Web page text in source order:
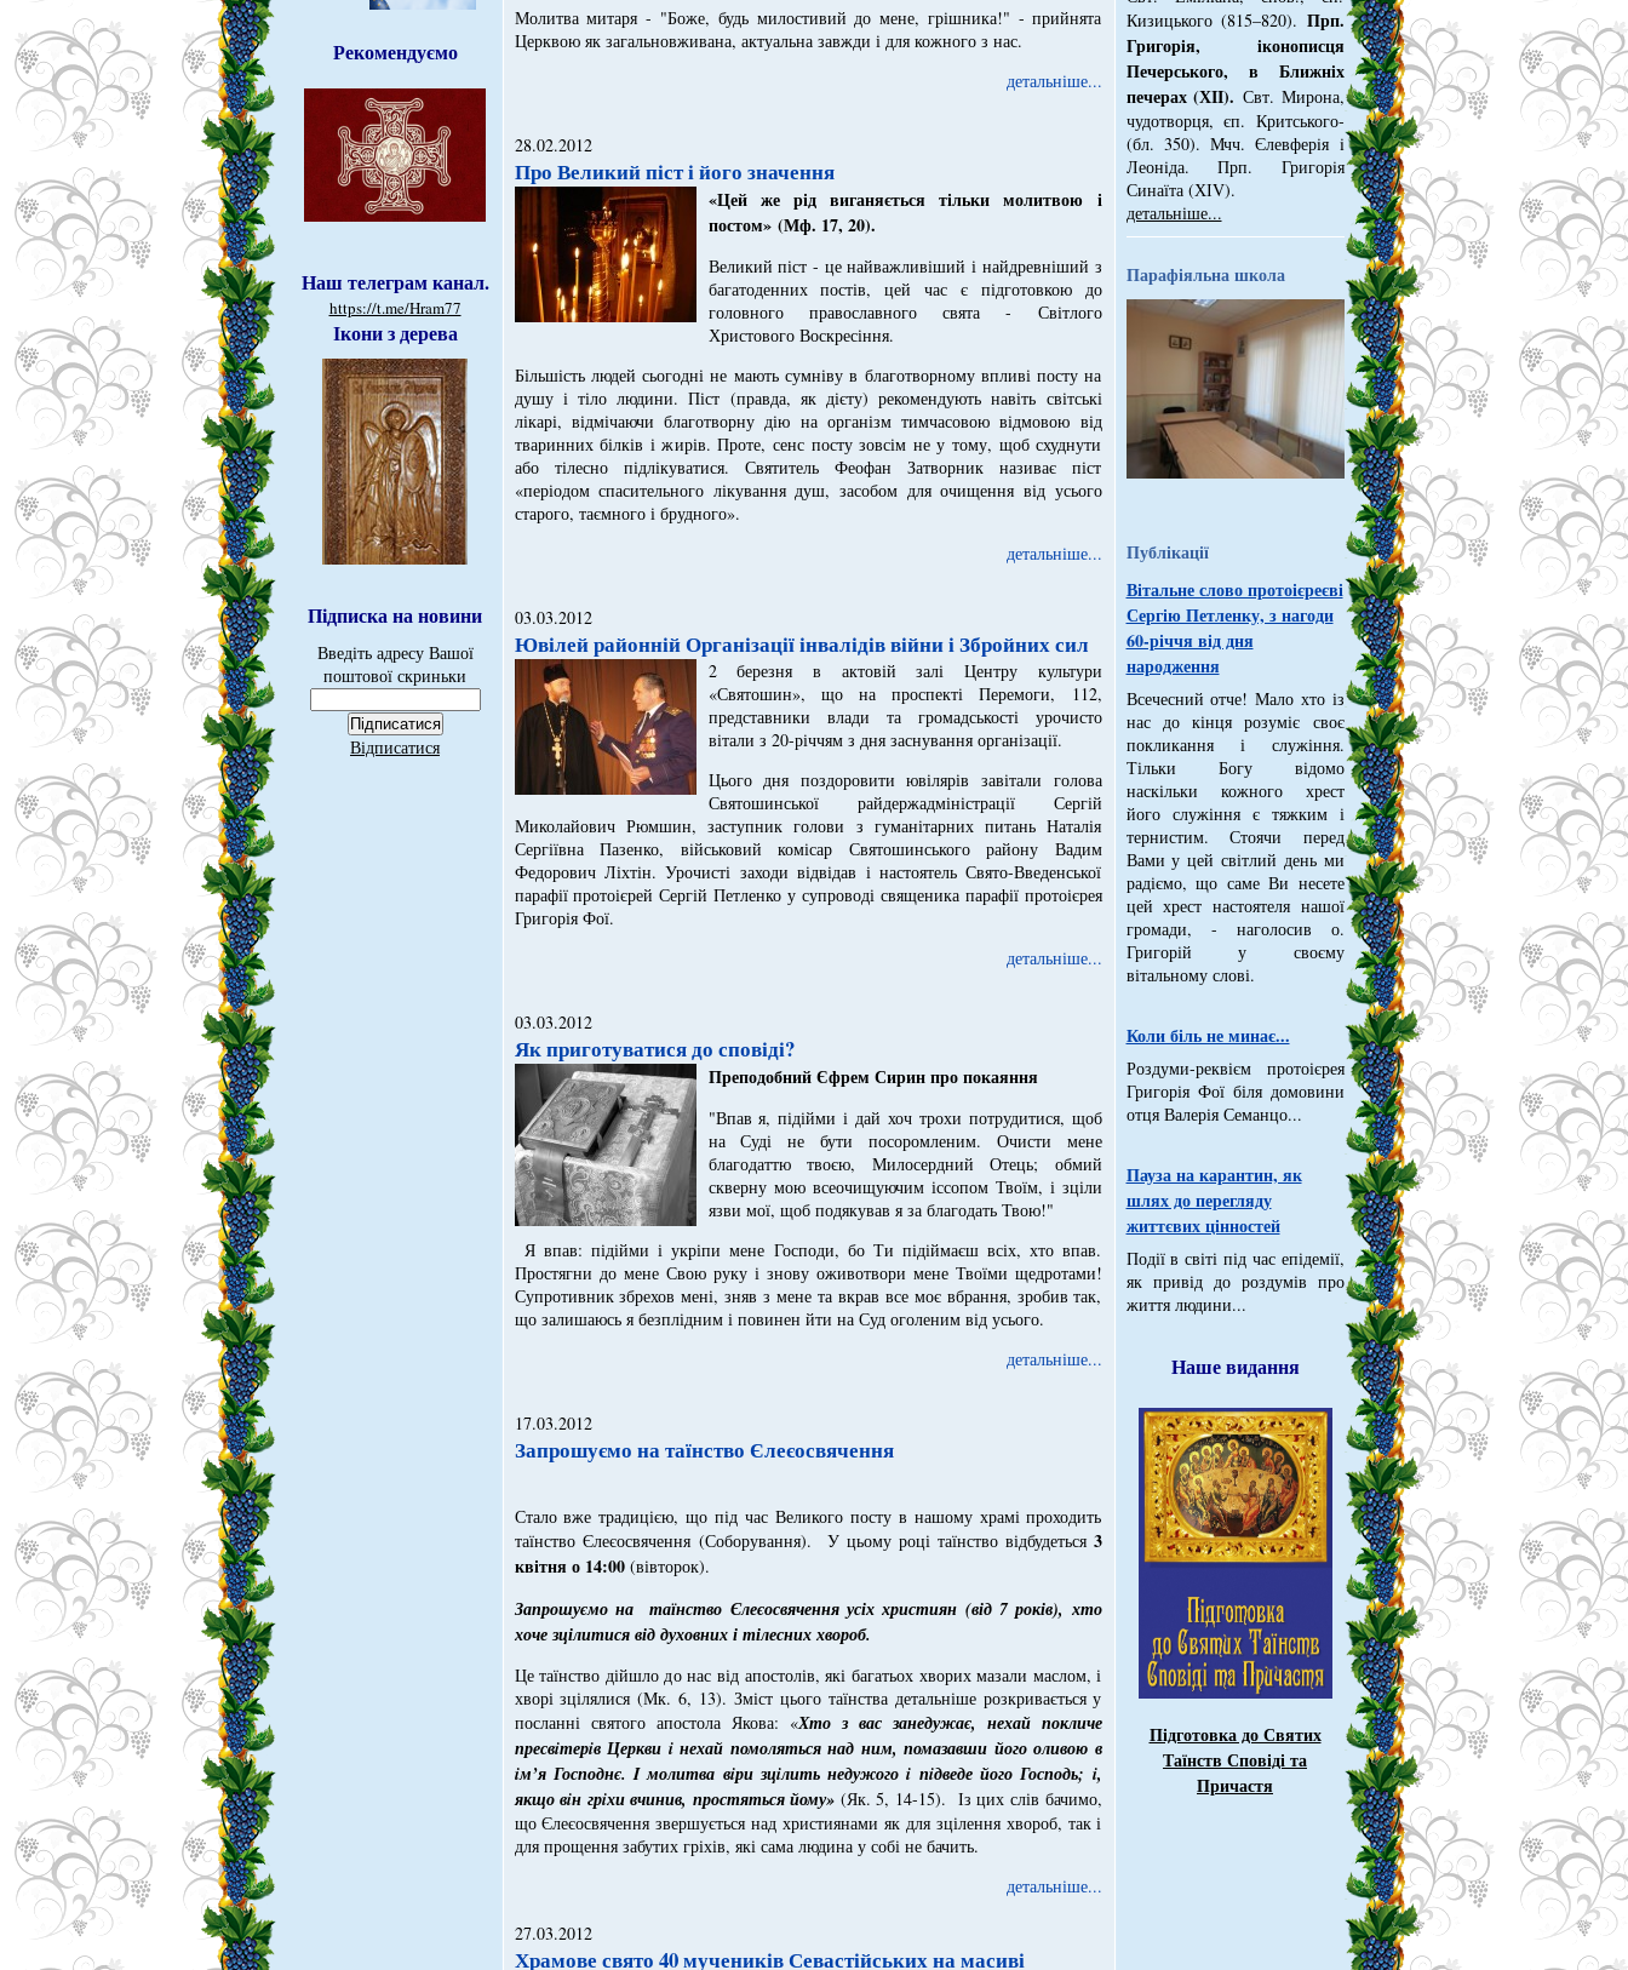
Рекомендуємо
Наш телеграм канал.
https://t.me/Hram77
Ікони з дерева
Підписка на новини
Введіть адресу Вашої
поштової скриньки
Відписатися
Молитва митаря - "Боже, будь милостивий до мене, грішника!" - прийнята
Церквою як загальновживана, актуальна завжди і для кожного з нас.
детальніше...
28.02.2012
Про Великий піст і його значення
«Цей же рідвиганяється тільки молитвою і
постом» (Мф. 17, 20).
Великий піст - це найважливіший і найдревніший з
багатоденних постів, цей час є підготовкою до
головного православного свята - Світлого
Христового Воскресіння.
Більшість людей сьогодні не мають сумніву в благотворному впливі посту на
душу і тіло людини. Піст (правда, як дієту) рекомендують навіть світські
лікарі, відмічаючи благотворну дію на організм тимчасовою відмовою від
тваринних білків і жирів. Проте, сенс посту зовсім не у тому, щоб схуднути
або тілесно підлікуватися. Святитель Феофан Затворник називає піст
«періодом спасительного лікування душ, засобом для очищення від усього
старого, таємного і брудного».
детальніше...
03.03.2012
Ювілей районній Організації інвалідів війни і Збройних сил
2 березня в актовій залі Центру культури
«Святошин», що на проспекті Перемоги, 112,
представники влади та громадськості урочисто
вітали з 20-річчям з дня заснування організації.
Цього дня поздоровити ювілярів завітали голова
Святошинської райдержадміністрації Сергій
Миколайович Рюмшин, заступник голови з гуманітарних питань Наталія
Сергіївна Пазенко, військовий комісар Святошинського району Вадим
Федорович Ліхтін. Урочисті заходи відвідав і настоятель Свято-Введенської
парафії протоієрей Сергій Петленко у супроводі священика парафії протоієрея
Григорія Фої.
детальніше...
03.03.2012
Як приготуватися до сповіді?
Преподобний Єфрем Сирин про покаяння
"Впав я, підійми і дай хоч трохи потрудитися, щоб
на Суді не бути посоромленим. Очисти мене
благодаттю твоєю, Милосердний Отець; обмий
скверну мою всеочищуючим іссопом Твоїм, і зціли
язви мої, щоб подякував я за благодать Твою!"
Я впав: підійми і укріпи мене Господи, бо Ти підіймаєш всіх, хто впав.
Простягни до мене Свою руку і знову оживотвори мене Твоїми щедротами!
Супротивник збрехов мені, зняв з мене та вкрав все моє вбрання, зробив так,
що залишаюсь я безплідним і повинен йти на Суд оголеним від усього.
детальніше...
17.03.2012
Запрошуємо на таїнство Єлеєосвячення
Стало вже традицією, що під час Великого посту в нашому храмі проходить
таїнство Єлеєосвячення (Соборування). У цьому році таїнство відбудеться 3
квітня о 14:00(вівторок).
Запрошуємо на таїнство Єлеєосвяченняусіх християн (від 7 років), хто
хоче зцілитися від духовних і тілесних хвороб.
Це таїнство дійшло до нас від апостолів, які багатьох хворих мазали маслом, і
хворі зцілялися (Мк. 6, 13). Зміст цього таїнства детальніше розкривається у
посланні святого апостола Якова: «Хто з вас занедужає, нехай покличе
пресвiтерiв Церкви iнехай помоляться над ним, помазавши його оливою в
iм’я Господнє.Iмолитва вiри зцiлить недужогоi пiдведе його Господь; i,
якщо вiн грiхи вчинив, простяться йому» (Як. 5, 14-15). Із цих слів бачимо,
що Єлеєосвячення звершується над християнами як для зцілення хвороб, так і
для прощення забутих гріхів, які сама людина у собі не бачить.
детальніше...
27.03.2012
Храмове свято 40 мучеників Севастійських на масиві
Кизицького (815–820). Прп.
Григорiя, iконописця
Печер­ського, в Ближнiх
печерах (ХІІ). Свт. Мирона,
чудотворця, єп. Критського­
(бл. 350). Мчч. Єлев­ферiя i
Леонiда. Прп. Григорiя
Синаїта (ХІV).
детальніше...
Парафіяльна школа
Публікації
Вітальне слово протоієреєві
Сергію Петленку, з нагоди
60-річчя від дня
народження
Всечесний отче! Мало хто із
нас до кінця розуміє своє
покликання і служіння.
Тільки Богу відомо
наскільки кожного хрест
його служіння є тяжким і
тернистим. Стоячи перед
Вами у цей світлий день ми
радіємо, що саме Ви несете
цей хрест настоятеля нашої
громади, - наголосив о.
Григорій у своєму
вітальному слові.
Коли біль не минає...
Роздуми-реквієм протоієрея
Григорія Фої біля домовини
отця Валерія Семанцо...
Пауза на карантин, як
шлях до перегляду
життєвих цінностей
Події в світі під час епідемії,
як привід до роздумів про
життя людини...
Наше видання
Підготовка до Святих
Таїнств Сповіді та
Причастя